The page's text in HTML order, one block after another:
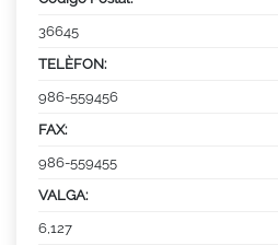
36645
TELÈFON:
986-559456
FAX:
986-559455
VALGA:
6,127